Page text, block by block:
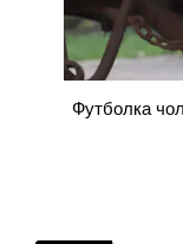
Футболка